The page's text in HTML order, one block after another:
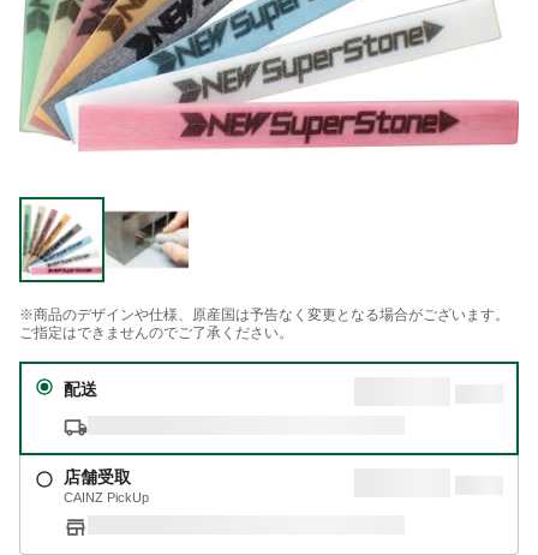
※商品のデザインや仕様、原産国は予告なく変更となる場合がございます。
ご指定はできませんのでご了承ください。
配送
店舗受取
CAINZ PickUp